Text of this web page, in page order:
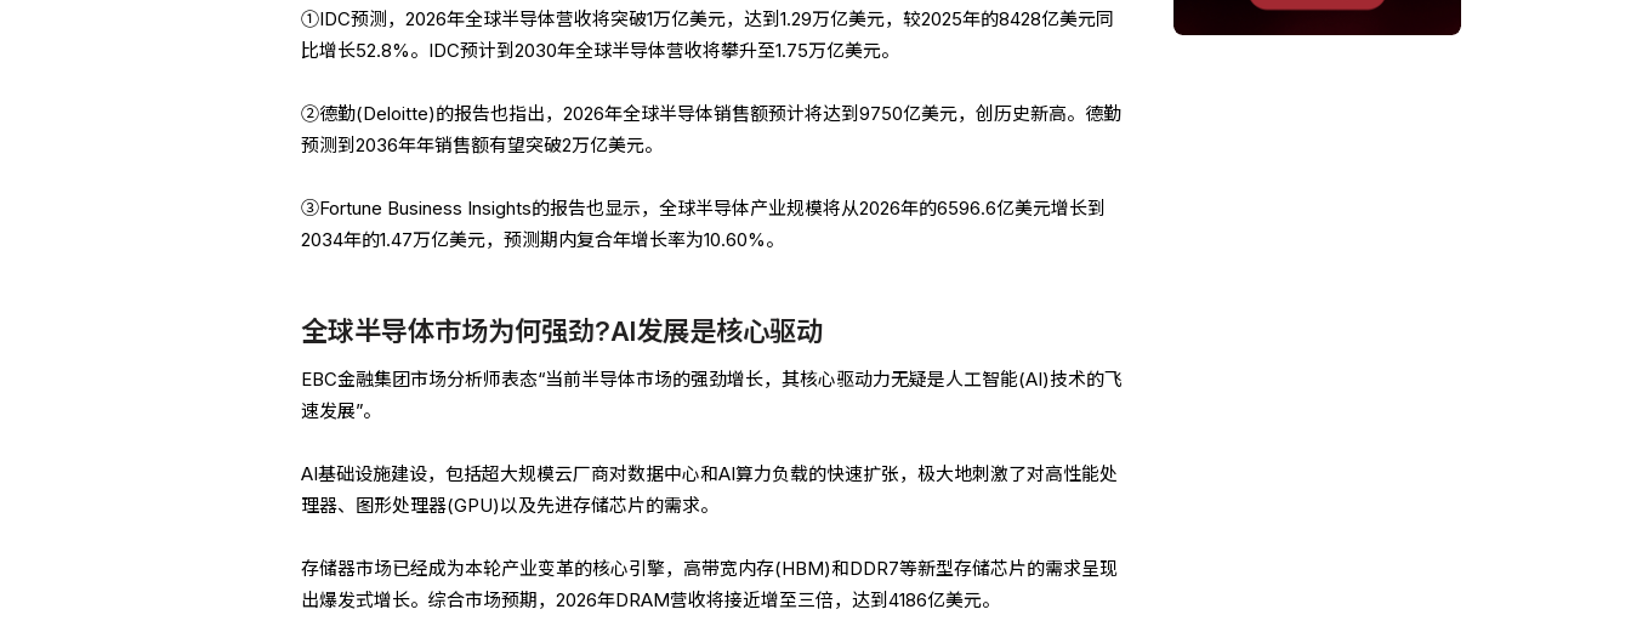
①IDC预测，2026年全球半导体营收将突破1万亿美元，达到1.29万亿美元，较2025年的8428亿美元同
比增长52.8%。IDC预计到2030年全球半导体营收将攀升至1.75万亿美元。
②德勤(Deloitte)的报告也指出，2026年全球半导体销售额预计将达到9750亿美元，创历史新高。德勤
预测到2036年年销售额有望突破2万亿美元。
③Fortune Business Insights的报告也显示，全球半导体产业规模将从2026年的6596.6亿美元增长到
2034年的1.47万亿美元，预测期内复合年增长率为10.60%。
全球半导体市场为何强劲?AI发展是核心驱动
EBC金融集团市场分析师表态“当前半导体市场的强劲增长，其核心驱动力无疑是人工智能(AI)技术的飞
速发展”。
AI基础设施建设，包括超大规模云厂商对数据中心和AI算力负载的快速扩张，极大地刺激了对高性能处
理器、图形处理器(GPU)以及先进存储芯片的需求。
存储器市场已经成为本轮产业变革的核心引擎，高带宽内存(HBM)和DDR7等新型存储芯片的需求呈现
出爆发式增长。综合市场预期，2026年DRAM营收将接近增至三倍，达到4186亿美元。